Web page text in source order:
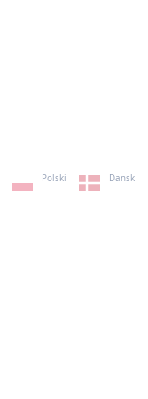
Polski Dansk